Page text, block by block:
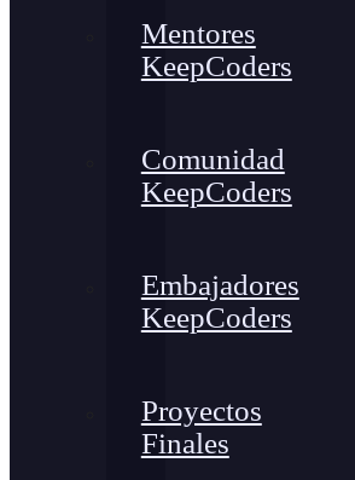
Mentores
KeepCoders
Comunidad
KeepCoders
Embajadores
KeepCoders
Proyectos
Finales